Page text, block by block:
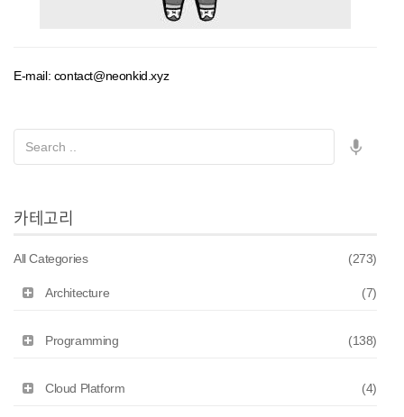
E-mail: contact@neonkid.xyz
카테고리
All Categories (273)
Architecture (7)
Programming (138)
Cloud Platform (4)